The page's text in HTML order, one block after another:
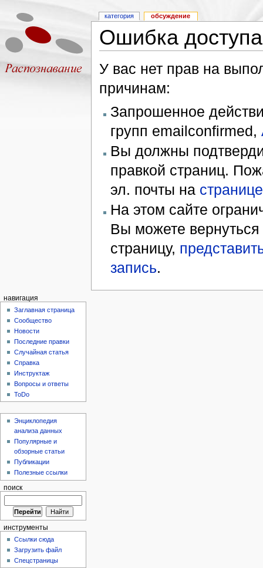
Ошибка доступа
У вас нет прав на
причинам:
Запрошенное
групп emailconfirmed,
Вы должны
правкой страниц.
эл. почты на
На этом сайте
Вы можете
страницу,
запись.
категория обсуждение
навигация
Заглавная страница
Сообщество
Новости
Последние правки
Случайная статья
Справка
Инструктаж
Вопросы и ответы
ToDo
Энциклопедия
анализа данных
Популярные и
обзорные статьи
Публикации
Полезные ссылки
поиск
инструменты
Ссылки сюда
Загрузить файл
Спецстраницы